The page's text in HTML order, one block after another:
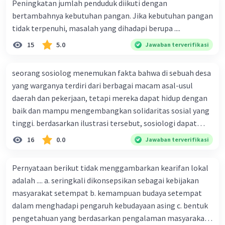
orang di area dengan kepadatan penduduk tinggi,
lapangan pekerjaan yang tersedia mungkin tidak cukup
untuk menampung semua penduduk dewasa. Hal ini
dapat menyebabkan tingginya tingkat pengangguran.
tinggi dapat menciptakan tekanan sosial dan perubahan
dalam norma-norma budaya. Hal ini bisa memicu konflik
sosial dan perubahan dalam struktur sosial masyarakat.
Penting untuk dicatat bahwa dampak dari kepadatan
penduduk yang tinggi akan bervariasi tergantung pada
konteks sosial, ekonomi, dan politik suatu daerah.
Upaya perencanaan perkotaan dan kebijakan yang bijak
negatif yang diakibatkan oleh kepadatan penduduk
yang tinggi.
Beri Rating Balas
Peningkatan jumlah penduduk diikuti dengan
bertambahnya kebutuhan pangan. Jika kebutuhan pangan
tidak terpenuhi, masalah yang dihadapi berupa ....
15 5.0 Jawaban terverifikasi
seorang sosiolog menemukan fakta bahwa di sebuah desa
yang warganya terdiri dari berbagai macam asal-usul
daerah dan pekerjaan, tetapi mereka dapat hidup dengan
baik dan mampu mengembangkan solidaritas sosial yang
tinggi. berdasarkan ilustrasi tersebut, sosiologi dapat
berfungsi sebagai ilmu yang ....
16 0.0 Jawaban terverifikasi
Pernyataan berikut tidak menggambarkan kearifan lokal
adalah .... a. seringkali dikonsepsikan sebagai kebijakan
masyarakat setempat b. kemampuan budaya setempat
dalam menghadapi pengaruh kebudayaan asing c. bentuk
pengetahuan yang berdasarkan pengalaman masyarakat